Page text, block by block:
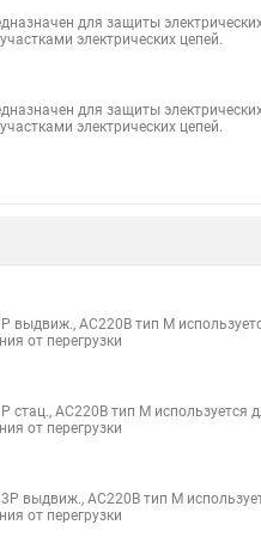
для защиты
электрических цепей.
для защиты
электрических цепей.
AC220В тип М
от перегрузки
AC220В тип М используется
от перегрузки
выдвиж., AC220В тип М
от перегрузки